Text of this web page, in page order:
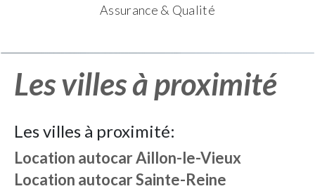
Assurance & Qualité
Les villes à proximité
Les villes à proximité:
Location autocarAillon-le-Vieux
Location autocarSainte-Reine